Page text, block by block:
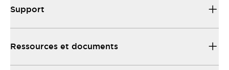
Support
Ressources et documents